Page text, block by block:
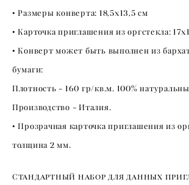
• Размеры конверта: 18,5х13,5см
• Карточка приглашения из оргстекла:
• Конверт может быть выполнен из
бумаги:
Плотность - 160 гр/кв.м. 100%
Производство - Италия.
• Прозрачная карточка приглашения из
толщина 2 мм.
Стандартный набор для данных